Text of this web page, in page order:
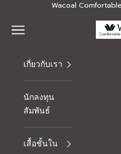
Skip to contentWacoal
Thai
Navigation menu
เกี่ยวกับเรา
นักลงทุน
สัมพันธ์
เสื้อชั้นใน